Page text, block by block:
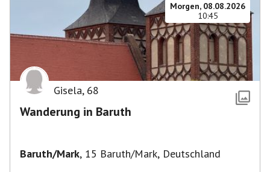
Morgen, 08.08.2026
10:45
Gisela, 68
Wanderung in Baruth
Baruth/Mark, 15 Baruth/Mark, Deutschland